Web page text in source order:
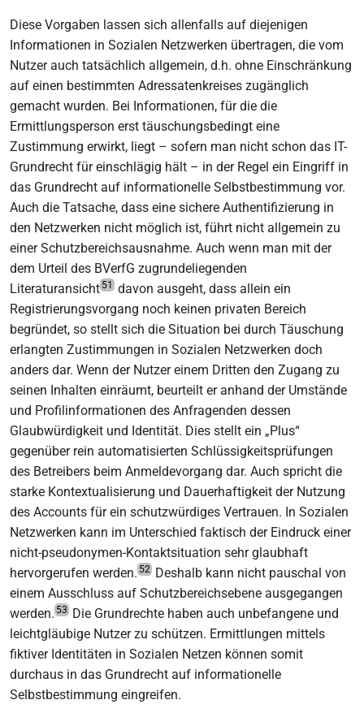
Diese Vorgaben lassen sich allenfalls auf diejenigen
Informationen in Sozialen Netzwerken übertragen, die vom
Nutzer auch tatsächlich allgemein, d.h. ohne Einschränkung
auf einen bestimmten Adressatenkreises zugänglich
gemacht wurden. Bei Informationen, für die die
Ermittlungsperson erst täuschungsbedingt eine
Zustimmung erwirkt, liegt – sofern man nicht schon das IT-
Grundrecht für einschlägig hält – in der Regel ein Eingriff in
das Grundrecht auf informationelle Selbstbestimmung vor.
Auch die Tatsache, dass eine sichere Authentifizierung in
den Netzwerken nicht möglich ist, führt nicht allgemein zu
einer Schutzbereichsausnahme. Auch wenn man mit der
dem Urteil des BVerfG zugrundeliegenden
Literaturansicht 51
davon ausgeht, dass allein ein
Registrierungsvorgang noch keinen privaten Bereich
begründet, so stellt sich die Situation bei durch Täuschung
erlangten Zustimmungen in Sozialen Netzwerken doch
anders dar. Wenn der Nutzer einem Dritten den Zugang zu
seinen Inhalten einräumt, beurteilt er anhand der Umstände
und Profilinformationen des Anfragenden dessen
Glaubwürdigkeit und Identität. Dies stellt ein „Plus“
gegenüber rein automatisierten Schlüssigkeitsprüfungen
des Betreibers beim Anmeldevorgang dar. Auch spricht die
starke Kontextualisierung und Dauerhaftigkeit der Nutzung
des Accounts für ein schutzwürdiges Vertrauen. In Sozialen
Netzwerken kann im Unterschied faktisch der Eindruck einer
nicht-pseudonymen-Kontaktsituation sehr glaubhaft
hervorgerufen werden. 52 Deshalb kann nicht pauschal von
einem Ausschluss auf Schutzbereichsebene ausgegangen
werden. 53 Die Grundrechte haben auch unbefangene und
leichtgläubige Nutzer zu schützen. Ermittlungen mittels
fiktiver Identitäten in Sozialen Netzen können somit
durchaus in das Grundrecht auf informationelle
Selbstbestimmung eingreifen.